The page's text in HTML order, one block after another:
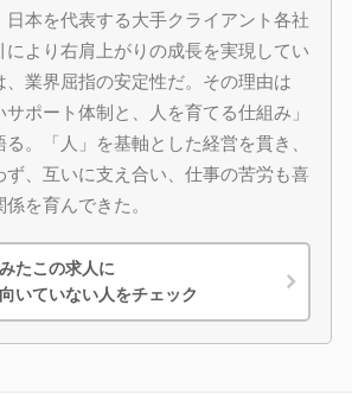
日本を代表する大手クライアント各社
により右肩上がりの成長を実現してい
、業界屈指の安定性だ。その理由は
サポート体制と、人を育てる仕組み」
。「人」を基軸とした経営を貫き、
ず、互いに支え合い、仕事の苦労も喜
を育んできた。
たこの求人に
いていない人をチェック